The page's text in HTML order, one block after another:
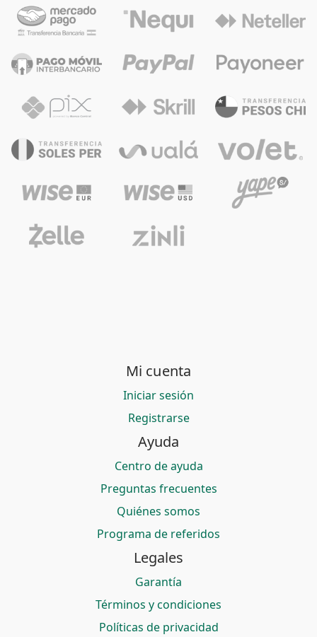
Mi cuenta
Iniciar sesión
Registrarse
Ayuda
Centro de ayuda
Preguntas frecuentes
Quiénes somos
Programa de referidos
Legales
Garantía
Términos y condiciones
Políticas de privacidad